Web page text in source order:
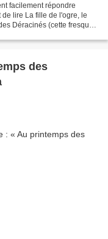
facilement répondre
lire La fille de l'ogre, le
Déracinés (cette fresque
des